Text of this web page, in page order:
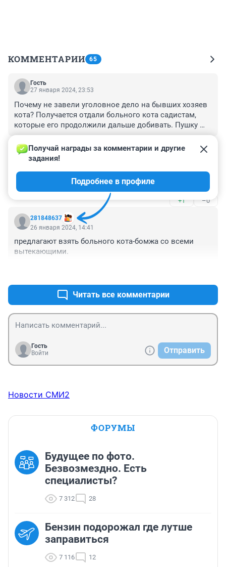
КОММЕНТАРИИ 65
Гость
27 января 2024, 23:53
Почему не завели уголовное дело на бывших хозяев
кота? Получается отдали больного кота садистам,
которые его продолжили дальше добивать. Пушку
желаю конечно выжить, найти любящих хозяев и
комфортно прожить остаток своей жизни.
–0
Гость
Животные лучше людей-100 процентов‼️
+1 –0
281848637
Получай награды за комментарии и другие
задания!
Подробнее в профиле
26 января 2024, 14:41
предлагают взять больного кота-бомжа со всеми
вытекающими.
Читать все комментарии
Гость
Войти
Отправить
Новости СМИ2
ФОРУМЫ
Будущее по фото.
Безвозмездно. Есть
специалисты?
7 312 28
Бензин подорожал где лутше
заправиться
7 116 12